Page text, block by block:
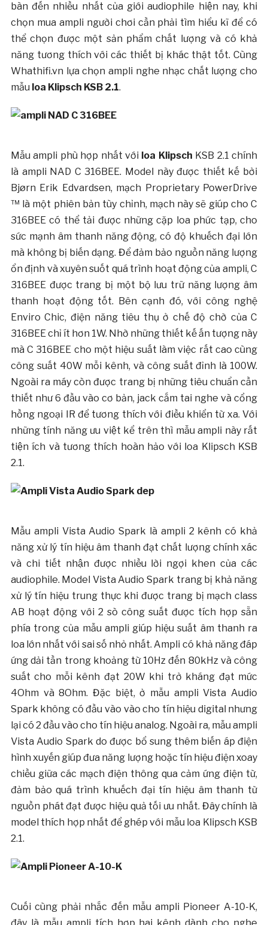
bàn đến nhiều nhất của giới audiophile hiện nay, khi
chọn mua ampli người chơi cần phải tìm hiểu kĩ để có
thể chọn được một sản phẩm chất lượng và có khả
năng tương thích với các thiết bị khác thật tốt. Cùng
Whathifi.vn lựa chọn ampli nghe nhạc chất lượng cho
mẫu loa Klipsch KSB 2.1.
Mẫu ampli phù hợp nhất với loa Klipsch KSB 2.1 chính
là ampli NAD C 316BEE. Model này được thiết kế bởi
Bjørn Erik Edvardsen, mạch Proprietary PowerDrive
™ là một phiên bản tùy chỉnh, mạch này sẽ giúp cho C
316BEE có thể tải được những cặp loa phức tạp, cho
sức mạnh âm thanh năng động, có độ khuếch đại lớn
mà không bị biến dạng. Để đảm bảo nguồn năng lượng
ổn định và xuyên suốt quá trình hoạt động của ampli, C
316BEE được trang bị một bộ lưu trữ năng lượng âm
thanh hoạt động tốt. Bên cạnh đó, với công nghệ
Enviro Chic, điện năng tiêu thụ ở chế độ chờ của C
316BEE chỉ ít hơn 1W. Nhờ những thiết kế ấn tượng này
mà C 316BEE cho một hiệu suất làm việc rất cao cùng
công suất 40W mỗi kênh, và công suất đỉnh là 100W.
Ngoài ra máy còn được trang bị những tiêu chuẩn cần
thiết như 6 đầu vào cơ bản, jack cắm tai nghe và cổng
hồng ngoại IR để tương thích với điều khiển từ xa. Với
những tính năng ưu việt kể trên thì mẫu ampli này rất
tiện ích và tương thích hoàn hảo với loa Klipsch KSB
2.1.
Mẫu ampli Vista Audio Spark là ampli 2 kênh có khả
năng xử lý tín hiệu âm thanh đạt chất lượng chính xác
và chi tiết nhận được nhiều lời ngợi khen của các
audiophile. Model Vista Audio Spark trang bị khả năng
xử lý tín hiệu trung thực khi được trang bị mạch class
AB hoạt động với 2 sò công suất được tích hợp sẵn
phía trong của mẫu ampli giúp hiệu suất âm thanh ra
loa lớn nhất với sai số nhỏ nhất. Ampli có khả năng đáp
ứng dải tần trong khoảng từ 10Hz đến 80kHz và công
suất cho mỗi kênh đạt 20W khi trở kháng đạt mức
4Ohm và 8Ohm. Đặc biệt, ở mẫu ampli Vista Audio
Spark không có đầu vào vào cho tín hiệu digital nhưng
lại có 2 đầu vào cho tín hiệu analog. Ngoài ra, mẫu ampli
Vista Audio Spark do được bổ sung thêm biến áp điện
hình xuyến giúp đưa năng lượng hoặc tín hiệu điện xoay
chiều giữa các mạch điện thông qua cảm ứng điện từ,
đảm bảo quá trình khuếch đại tín hiệu âm thanh từ
nguồn phát đạt được hiệu quả tối ưu nhất. Đây chính là
model thích hợp nhất để ghép với mẫu loa Klipsch KSB
2.1.
Cuối cùng phải nhắc đến mẫu ampli Pioneer A-10-K,